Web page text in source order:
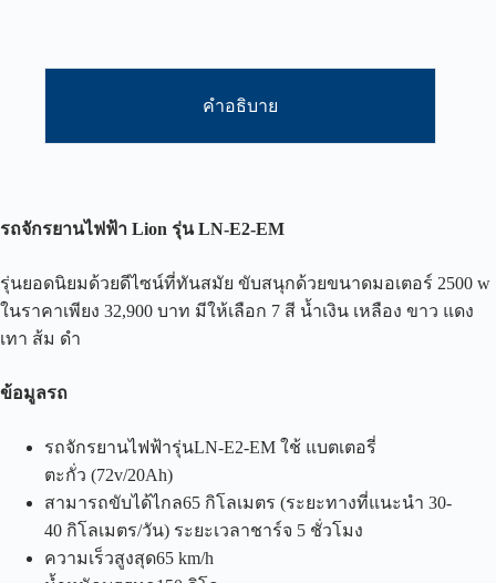
คำอธิบาย
รถจักรยานไฟฟ้า Lion รุ่น LN-E2-EM
รุ่นยอดนิยมด้วยดีไซน์ที่ทันสมัย ขับสนุกด้วยขนาดมอเตอร์ 2500 w
ในราคาเพียง 32,900 บาท มีให้เลือก 7 สี น้ำเงิน เหลือง ขาว แดง
เทา ส้ม ดำ
ข้อมูลรถ
รถจักรยานไฟฟ้ารุ่นLN-E2-EM ใช้ แบตเตอรี่
ตะกั่ว (72v/20Ah)
สามารถขับได้ไกล65 กิโลเมตร (ระยะทางที่แนะนำ 30-
40 กิโลเมตร/วัน) ระยะเวลาชาร์จ 5 ชั่วโมง
ความเร็วสูงสุด65 km/h